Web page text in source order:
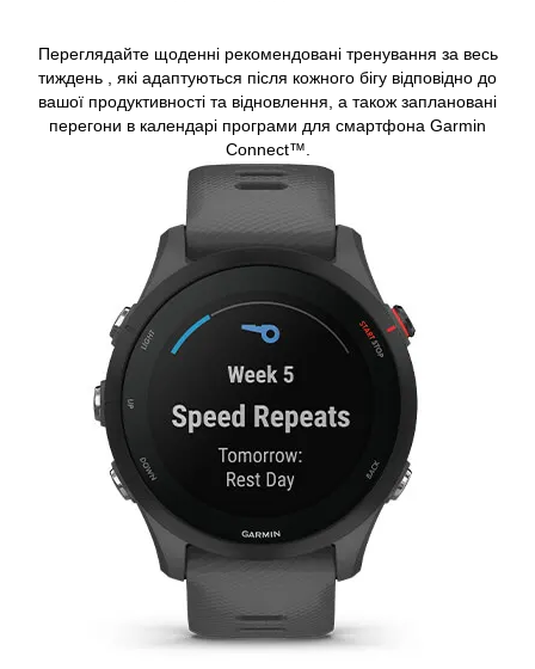
Переглядайте щоденні рекомендовані тренування за весь
тиждень , які адаптуються після кожного бігу відповідно до
вашої продуктивності та відновлення, а також заплановані
перегони в календарі програми для смартфона Garmin
Connect™.